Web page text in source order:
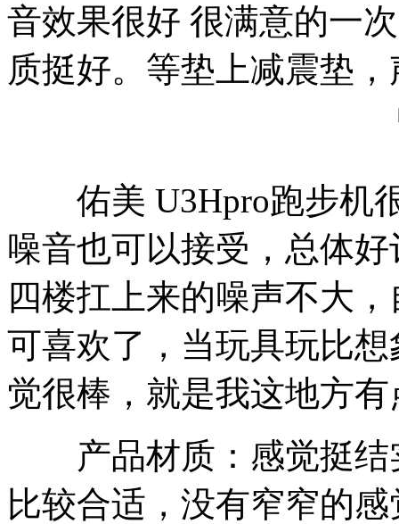
音效果很好 很满意的一
质挺好。等垫上减震垫
佑美 U3Hpro跑步机很
噪音也可以接受，总体
四楼扛上来的噪声不大
可喜欢了，当玩具玩比
觉很棒，就是我这地方
产品材质：感觉挺结
比较合适，没有窄窄的